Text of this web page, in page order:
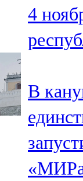
107,8
Теләче
Түбән
102,6
107,7
4
В